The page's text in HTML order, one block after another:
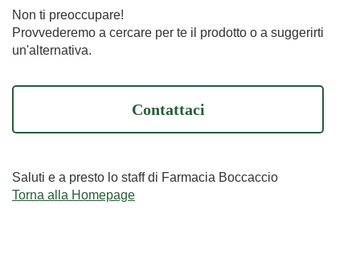
Non ti preoccupare!
Provvederemo a cercare per te il prodotto o a suggerirti
un'alternativa.
Contattaci
Saluti e a presto lo staff di Farmacia Boccaccio
Torna alla Homepage